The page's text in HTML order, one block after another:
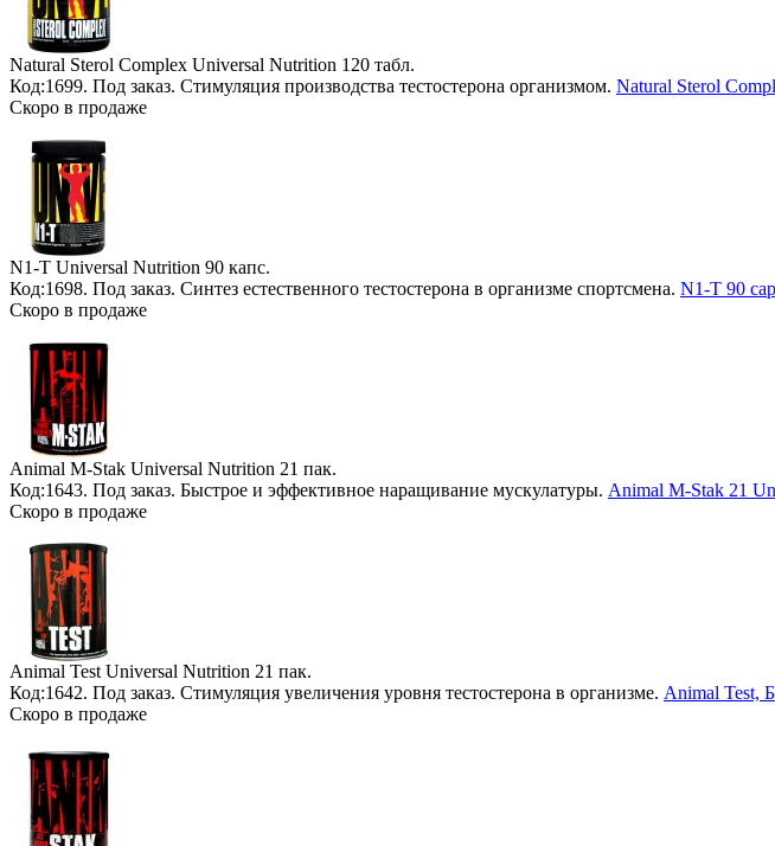
Natural Sterol Complex Universal Nutrition 120 табл.
Код:1699. Под заказ. Стимуляция производства тестостерона организмом. Natural Sterol
Скоро в продаже
N1-T Universal Nutrition 90 капс.
Код:1698. Под заказ. Синтез естественного тестостерона в организме спортсмена. N1-T 90
Скоро в продаже
Animal М-Stak Universal Nutrition 21 пак.
Код:1643. Под заказ. Быстрое и эффективное наращивание мускулатуры. Animal М-Stak 21
Скоро в продаже
Animal Test Universal Nutrition 21 пак.
Код:1642. Под заказ. Стимуляция увеличения уровня тестостерона в организме. Animal Test,
Скоро в продаже